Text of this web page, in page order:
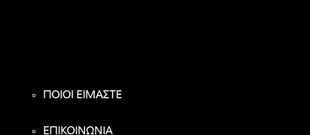
ΠΟΙΟΙ ΕΙΜΑΣΤΕ
ΕΠΙΚΟΙΝΩΝΙΑ